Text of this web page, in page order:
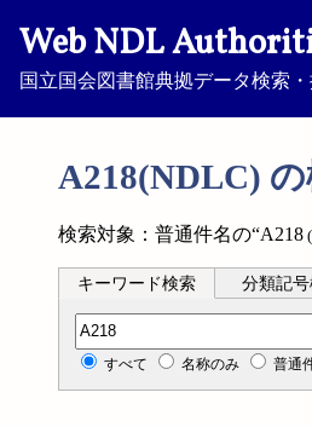
Web NDL
国立国会図書館典拠データ検索
A218(NDLC)
検索対象：普通件名の“A218
キーワード検索 分類記
分類記号検索
すべて 名称のみ 普通